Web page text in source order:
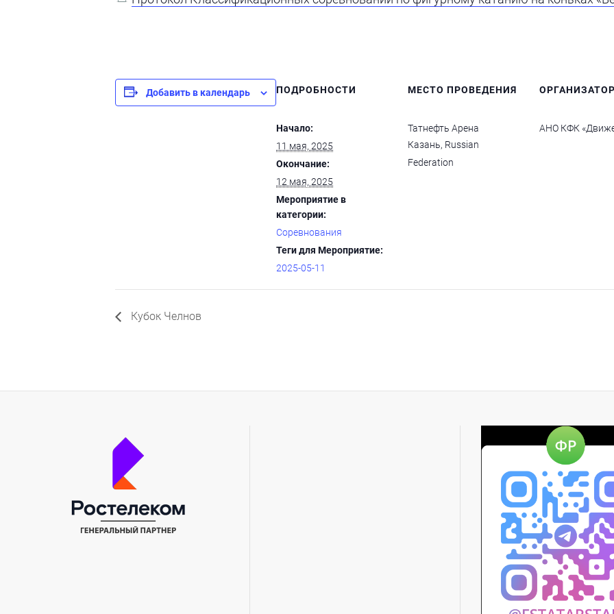
Добавить в календарь ПОДРОБНОСТИ
Начало:
11 мая, 2025
Окончание:
12 мая, 2025
Мероприятие в
категории:
Соревнования
Теги для Мероприятие:
2025-05-11
МЕСТО ПРОВЕДЕНИЯ
Татнефть Арена
Казань, Russian
Federation
ОРГАНИЗАТОР
АНО КФК
Кубок Челнов